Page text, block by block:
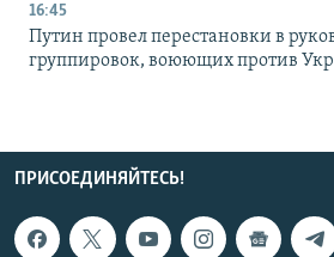
16:45
Путин провел перестановки в
группировок, воюющих против
ПРИСОЕДИНЯЙТЕСЬ!